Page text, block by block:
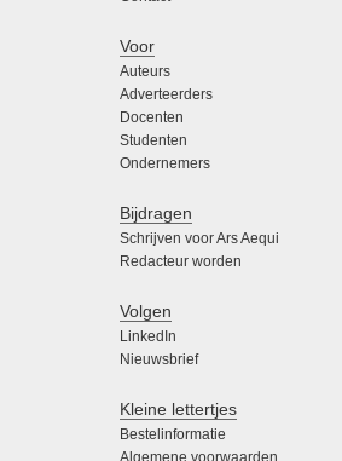
Voor
Auteurs
Adverteerders
Docenten
Studenten
Ondernemers
Bijdragen
Schrijven voor Ars Aequi
Redacteur worden
Volgen
LinkedIn
Nieuwsbrief
Kleine lettertjes
Bestelinformatie
Algemene voorwaarden